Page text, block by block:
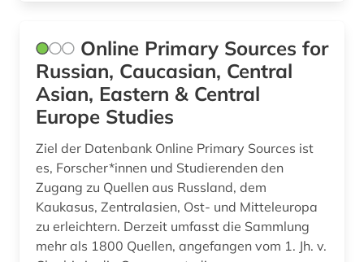
Online Primary Sources for
Russian, Caucasian, Central
Asian, Eastern & Central
Europe Studies
Ziel der Datenbank Online Primary Sources ist
es, Forscher*innen und Studierenden den
Zugang zu Quellen aus Russland, dem
Kaukasus, Zentralasien, Ost- und Mitteleuropa
zu erleichtern. Derzeit umfasst die Sammlung
mehr als 1800 Quellen, angefangen vom 1. Jh. v.